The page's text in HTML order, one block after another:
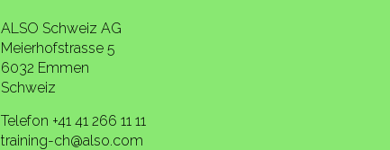
ALSO Schweiz AG
Meierhofstrasse 5
6032 Emmen
Schweiz
Telefon +41 41 266 11 11
training-ch@also.com